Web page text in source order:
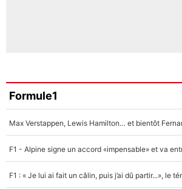
Formule1